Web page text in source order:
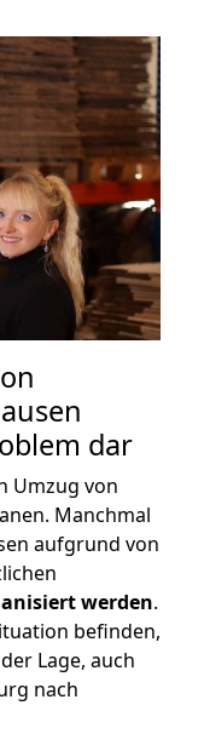
dar
Umzug von
Manchmal
aufgrund von
werden.
befinden,
Lage, auch
nach